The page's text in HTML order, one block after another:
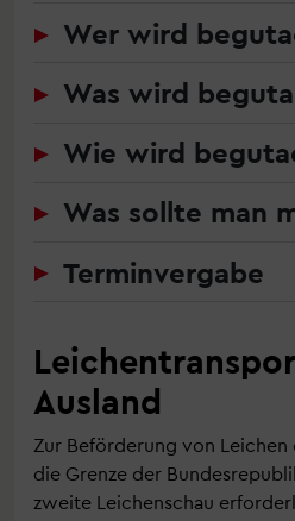
Wer wird
Was wird
Wie wird
Was sollte man
Terminvergabe
Ausland
Zur Beförderung von
die Grenze der
zweite Leichenschau